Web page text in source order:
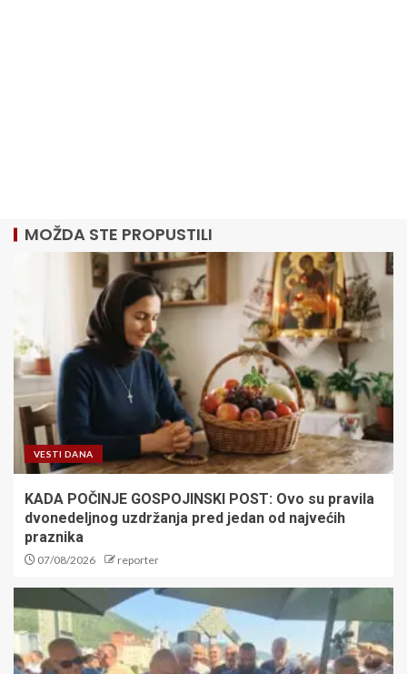
MOŽDA STE PROPUSTILI
VESTI DANA
KADA POČINJE GOSPOJINSKI POST: Ovo su pravila
dvonedeljnog uzdržanja pred jedan od najvećih
praznika
07/08/2026 reporter